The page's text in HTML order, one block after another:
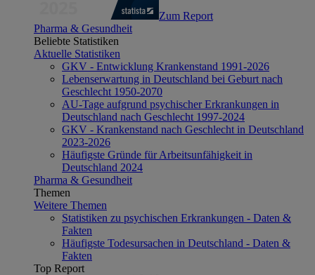
Zum Report
Pharma & Gesundheit
Beliebte Statistiken
Aktuelle Statistiken
GKV - Entwicklung Krankenstand 1991-2026
Lebenserwartung in Deutschland bei Geburt nach
Geschlecht 1950-2070
AU-Tage aufgrund psychischer Erkrankungen in
Deutschland nach Geschlecht 1997-2024
GKV - Krankenstand nach Geschlecht in Deutschland
2023-2026
Häufigste Gründe für Arbeitsunfähigkeit in
Deutschland 2024
Pharma & Gesundheit
Themen
Weitere Themen
Statistiken zu psychischen Erkrankungen - Daten &
Fakten
Häufigste Todesursachen in Deutschland - Daten &
Fakten
Top Report